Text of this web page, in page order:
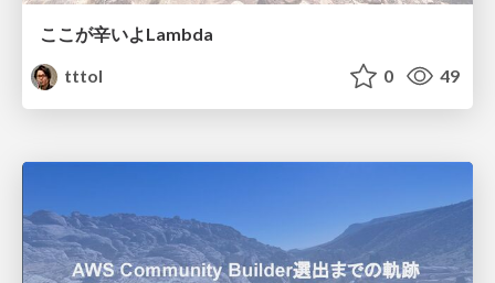
ここが辛いよLambda
tttol
0 49